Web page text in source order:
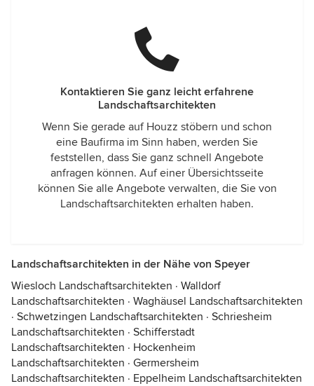
Kontaktieren Sie ganz leicht erfahrene
Landschaftsarchitekten
Wenn Sie gerade auf Houzz stöbern und schon
eine Baufirma im Sinn haben, werden Sie
feststellen, dass Sie ganz schnell Angebote
anfragen können. Auf einer Übersichtsseite
können Sie alle Angebote verwalten, die Sie von
Landschaftsarchitekten erhalten haben.
Landschaftsarchitekten in der Nähe von Speyer
Wiesloch Landschaftsarchitekten · Walldorf
Landschaftsarchitekten · Waghäusel Landschaftsarchitekten
· Schwetzingen Landschaftsarchitekten · Schriesheim
Landschaftsarchitekten · Schifferstadt
Landschaftsarchitekten · Hockenheim
Landschaftsarchitekten · Germersheim
Landschaftsarchitekten · Eppelheim Landschaftsarchitekten